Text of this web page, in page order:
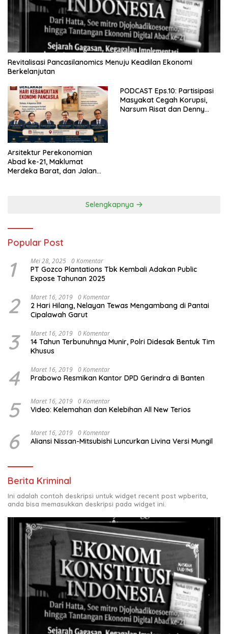
Revitalisasi Pancasilanomics Menuju Keadilan Ekonomi
Berkelanjutan
Arsitektur Perekonomian
Abad ke-21, Maklumat
Merdeka Barat, dan Jalan
PODCAST Eps.10: Partisipasi
Masyakat Cegah Korupsi,
Narsum Risat dan Denny
Selengkapnya
Popular Post
1 Mei 28, 2025 0 Komentar
PT Gozco Plantations Tbk Kembali Adakan Public
Expose Tahunan 2025
2 Maret 16, 2019 0 Komentar
2 Hari Hilang, Nelayan Tewas Mengambang di Pantai
Cipalawah Garut
3 Maret 16, 2019 0 Komentar
14 Tahun Terbunuhnya Munir, Polri Didesak Bentuk Tim
Khusus
4 Maret 16, 2019 0 Komentar
Prabowo Resmikan Kantor DPD Gerindra di Banten
5 Maret 16, 2019 0 Komentar
Video: Kelemahan dan Kelebihan All New Terios
6 Maret 16, 2019 0 Komentar
Aliansi Nissan-Mitsubishi Luncurkan Livina Versi Mungil
Berita Kriminal
Ini adalah contoh deskripsi untuk widget recent post wpberita,
anda bisa memasukkan deskripsi pada widget ini.